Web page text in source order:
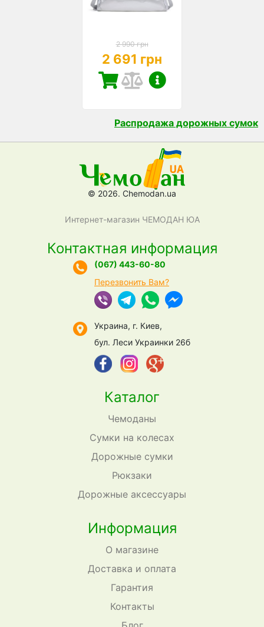
2 990 грн
2 691 грн
Распродажа дорожных сумок
© 2026. Chemodan.ua
Интернет-магазин ЧЕМОДАН ЮА
Каталог
Чемоданы
Сумки на колесах
Дорожные сумки
Рюкзаки
Дорожные аксессуары
Информация
О магазине
Доставка и оплата
Гарантия
Контакты
Контактная информация
(067) 443-60-80
Перезвонить Вам?
Украина, г. Киев,
бул. Леси Украинки 26б